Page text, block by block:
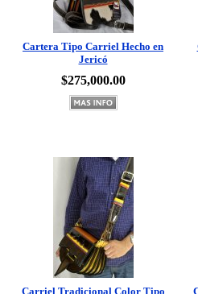
Cartera Tipo Carriel Hecho en
Jericó
$275,000.00
Carriel Tradicional Color Tipo
Nutria Colombia